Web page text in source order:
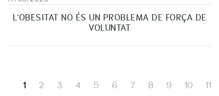
L'OBESITAT NO ÉS UN PROBLEMA DE FORÇA DE
VOLUNTAT
1 2 3 4 5 6 7 8 9 10 11